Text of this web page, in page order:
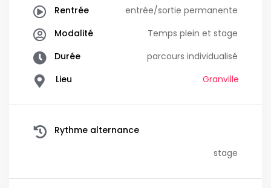
Rentrée
entrée/sortie permanente
Modalité
Temps plein et stage
Durée
parcours individualisé
Lieu
Granville
Rythme alternance
stage